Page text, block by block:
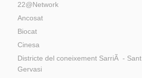
22@Network
Ancosat
Biocat
Cinesa
Districte del coneixement SarriÃ - Sant
Gervasi